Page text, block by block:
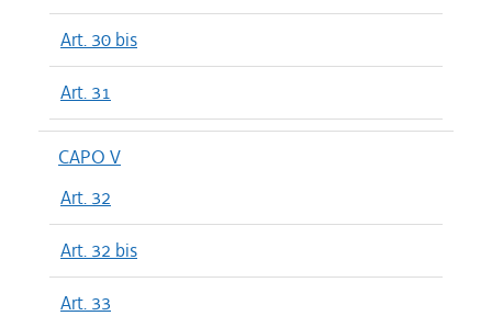
Art. 30 bis
Art. 31
CAPO V
Art. 32
Art. 32 bis
Art. 33